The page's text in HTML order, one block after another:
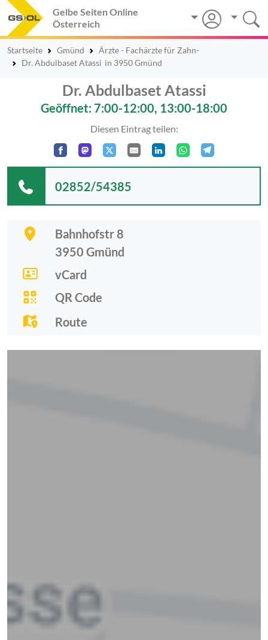
Gelbe Seiten Online
Österreich
Startseite Gmünd
Ärzte - Fachärzte für Zahn-
Dr. Abdulbaset Atassi in 3950 Gmünd
Dr. Abdulbaset Atassi
Geöffnet: 7:00-12:00, 13:00-18:00
Diesen Eintrag teilen:
Bahnhofstr 8
3950 Gmünd
vCard
QR Code
Route
02852/54385